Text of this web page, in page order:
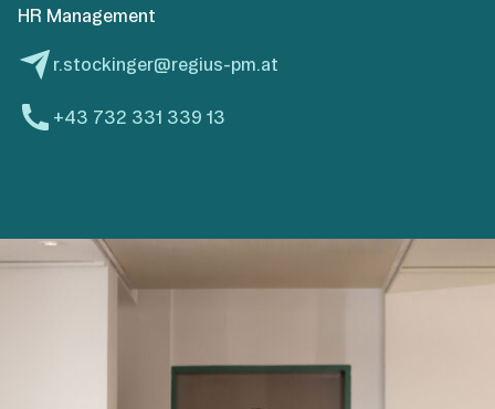
HR Management
r.stockinger@regius-pm.at
+43 732 331 339 13